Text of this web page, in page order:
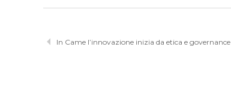
In Came l’innovazione inizia da etica e governance